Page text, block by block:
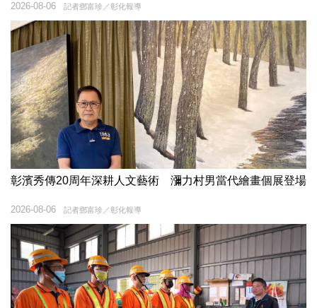
記者鄧富珍／彰化報導
2026-08-06
彰濱秀傳20周年深耕人文藝術 瀰力村男當代繪畫個展登場
記者鄧富珍／彰化報導
2026-08-06